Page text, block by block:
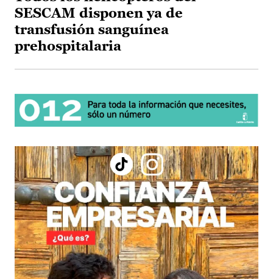
SESCAM disponen ya de
transfusión sanguínea
prehospitalaria